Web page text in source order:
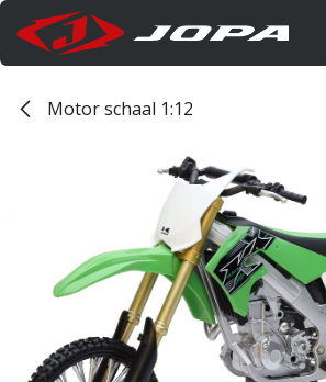
Overslaan naar inhoud
Motor schaal 1:12